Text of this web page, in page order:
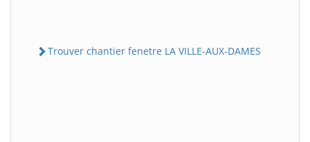
Trouver chantier fenetre LA VILLE-AUX-DAMES